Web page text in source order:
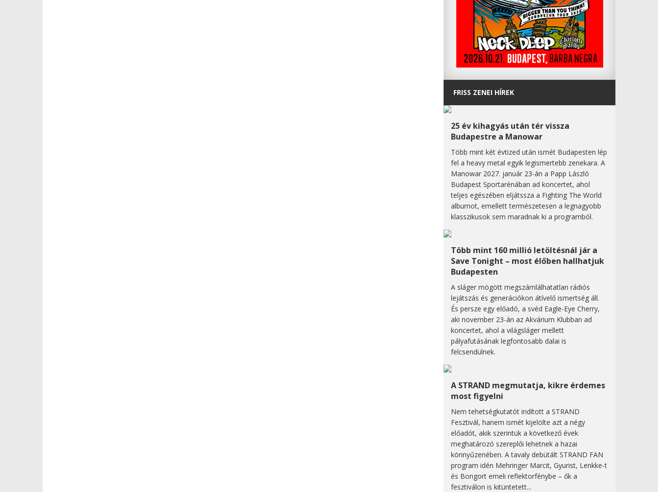
FRISS ZENEI HÍREK
25 év kihagyás után tér vissza
Budapestre a Manowar
Több mint két évtized után ismét Budapesten lép
fel a heavy metal egyik legismertebb zenekara. A
Manowar 2027. január 23-án a Papp László
Budapest Sportarénában ad koncertet, ahol
teljes egészében eljátssza a Fighting The World
albumot, emellett természetesen a legnagyobb
klasszikusok sem maradnak ki a programból.
Több mint 160 millió letöltésnál jár a
Save Tonight – most élőben hallhatjuk
Budapesten
A sláger mögött megszámlálhatatlan rádiós
lejátszás és generációkon átívelő ismertség áll.
És persze egy előadó, a svéd Eagle-Eye Cherry,
aki november 23-án az Akvárium Klubban ad
koncertet, ahol a világsláger mellett
pályafutásának legfontosabb dalai is
felcsendülnek.
A STRAND megmutatja, kikre érdemes
most figyelni
Nem tehetségkutatót indított a STRAND
Fesztivál, hanem ismét kijelölte azt a négy
előadót, akik szerintük a következő évek
meghatározó szereplői lehetnek a hazai
könnyűzenében. A tavaly debütált STRAND FAN
program idén Mehringer Marcit, Gyurist, Lenkke-t
és Bongort emeli reflektorfénybe – ők a
fesztiválon is kitüntetett...